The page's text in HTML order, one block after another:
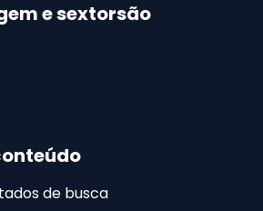
e sextorsão
de busca